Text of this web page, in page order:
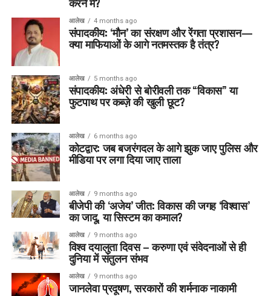
आलेख 4 months ago
संपादकीय: ‘मौन’ का संरक्षण और रेंगता प्रशासन—
क्या माफियाओं के आगे नतमस्तक है तंत्र?
आलेख 5 months ago
संपादकीय: अंधेरी से बोरीवली तक “विकास” या
फुटपाथ पर कब्ज़े की खुली छूट?
आलेख 6 months ago
कोटद्वार: जब बजरंगदल के आगे झुक जाए पुलिस और
मीडिया पर लगा दिया जाए ताला
आलेख 9 months ago
बीजेपी की ‘अजेय’ जीत: विकास की जगह ‘विश्वास’
का जादू, या सिस्टम का कमाल?
आलेख 9 months ago
विश्व दयालुता दिवस – करुणा एवं संवेदनाओं से ही
दुनिया में संतुलन संभव
आलेख 9 months ago
जानलेवा प्रदूषण, सरकारों की शर्मनाक नाकामी